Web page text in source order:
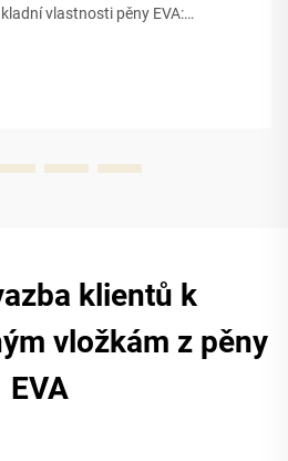
vlastnosti pěny EVA:
klientů k
vložkám z pěny
EVA